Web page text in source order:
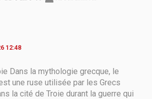
12:48
Dans la mythologie grecque, le
une ruse utilisée par les Grecs
la cité de Troie durant la guerre qui